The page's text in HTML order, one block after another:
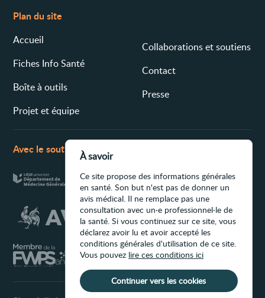
Plan du site
Accueil
Fiches Info Santé
Boîte à outils
Projet et équipe
Collaborations et soutiens
Contact
Presse
Avec le soutien de
À savoir
Ce site propose des informations générales
en santé. Son but n'est pas de donner un
avis médical. Il ne remplace pas une
consultation avec un·e professionnel·le de
la santé. Si vous continuez sur ce site, vous
déclarez avoir lu et avoir accepté les
conditions générales d'utilisation de ce site.
Vous pouvez lire ces conditions ici
Continuer vers les cookies